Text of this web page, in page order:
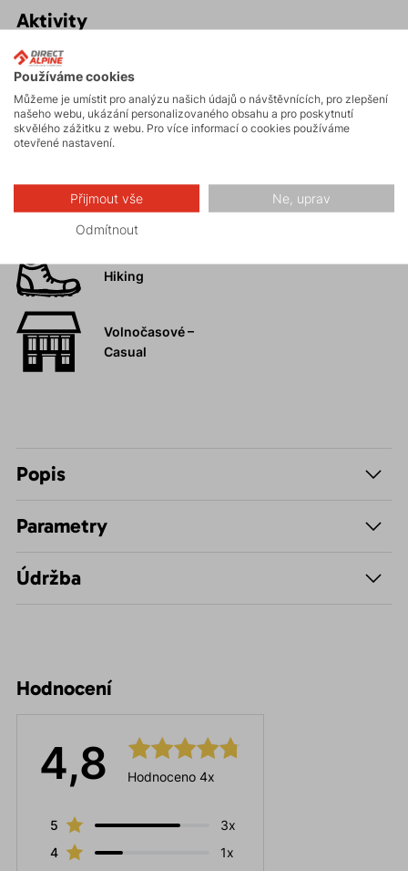
Aktivity
Turistika
Skalní lezení a
Vysokohorská
Hiking
Volnočasové –
Casual
Popis
Parametry
Údržba
Hodnocení
4,8 Hodnoceno 4x
5
3x
4
1x
Používáme cookies
Můžeme je umístit pro analýzu našich údajů o návštěvnících, pro zlepšení
našeho webu, ukázání personalizovaného obsahu a pro poskytnutí
skvělého zážitku z webu. Pro více informací o cookies používáme
otevřené nastavení.
Přijmout vše Ne, uprav
Odmítnout